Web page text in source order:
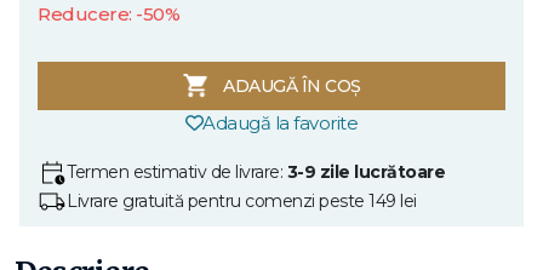
Reducere: -50%
ADAUGĂ ÎN COȘ
Adaugă la favorite
Termen estimativ de livrare: 3-9 zile lucrătoare
Livrare gratuită pentru comenzi peste 149 lei